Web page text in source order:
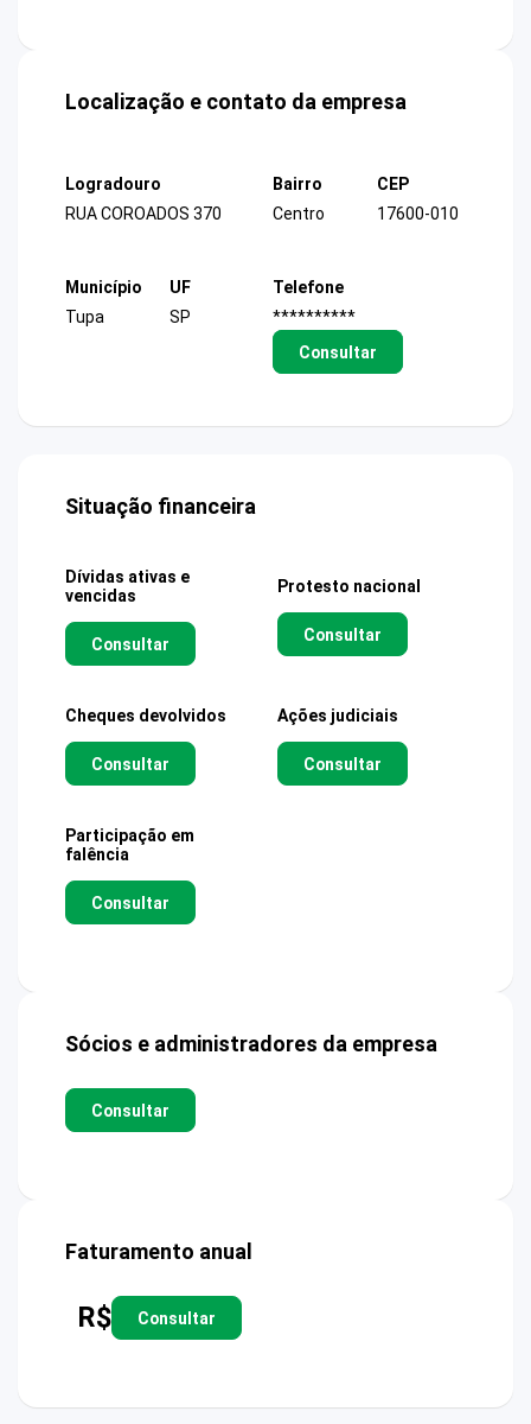
Localização e contato da empresa
Logradouro
RUA COROADOS 370
Bairro
Centro
CEP
17600-010
Município
Tupa
UF
SP
Telefone
**********
Consultar
Situação financeira
Dívidas ativas e
vencidas
Consultar
Protesto nacional
Consultar
Cheques devolvidos
Consultar
Ações judiciais
Consultar
Participação em
falência
Consultar
Sócios e administradores da empresa
Consultar
Faturamento anual
R$ Consultar